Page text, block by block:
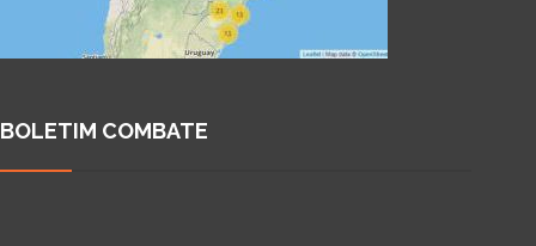
BOLETIM COMBATE